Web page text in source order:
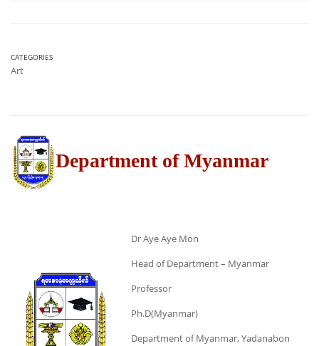
CATEGORIES
Art
Department of Myanmar
Dr Aye Aye Mon
Head of Department – Myanmar
Professor
Ph.D(Myanmar)
Department of Myanmar, Yadanabon